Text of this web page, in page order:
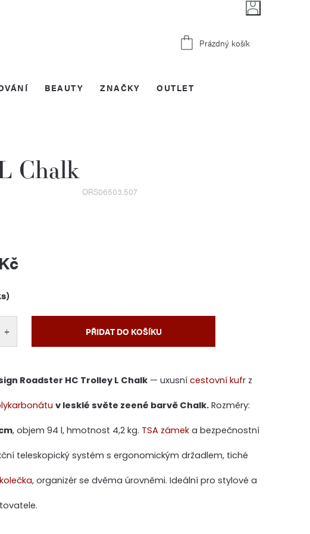
Nákupní
Prázdný košík
BEAUTY OUTLET
ZNAČKY
Chalk
ORS06503.507
+ PŘIDAT DO KOŠÍKU
Roadster HC Trolley L Chalk — uxusní cestovní kufr z
v lesklé světe zeené barvě Chalk. Rozměry:
, objem 94 l, hmotnost 4,2 kg. TSA zámek a bezpečnostní
teleskopický systém s ergonomickým držadlem, tiché
kolečka, organizér se dvěma úrovněmi. Ideální pro stylové a